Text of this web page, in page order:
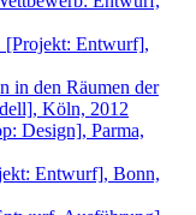
[Projekt: Entwurf],
in den Räumen der
Köln, 2012
Design], Parma,
Entwurf], Bonn,